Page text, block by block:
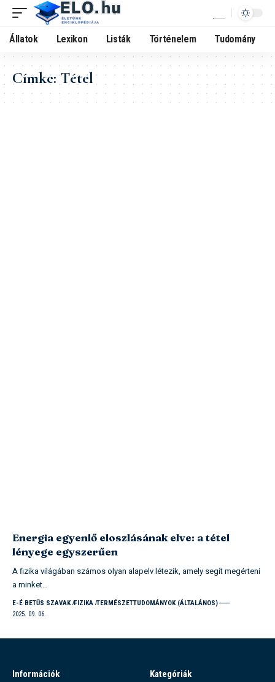
Állatok Lexikon Listák Történelem Tudomány
Címke:Tétel
Energia egyenlő eloszlásának elve: a tétel
lényege egyszerűen
A fizika világában számos olyan alapelv létezik, amely segít megérteni
a minket…
E-É BETŰS SZAVAK FIZIKA TERMÉSZETTUDOMÁNYOK (ÁLTALÁNOS)
2025. 09. 06.
Információk
Kategóriák